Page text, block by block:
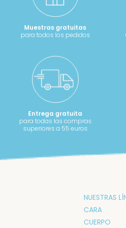
Muestras gratuitas
para todos los pedidos
Entrega gratuita
para todas las compras
superiores a 55 euros
NUESTRAS
CARA
CUERPO